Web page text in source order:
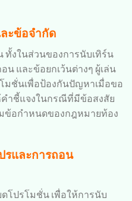
ะข้อจำกัด
ทั้งในส่วนของการนับเทิร์น
น และข้อยกเว้นต่างๆ ผู้เล่น
มชั่นเพื่อป้องกันปัญหาเมื่อขอ
คำชี้แจงในกรณีที่มีข้อสงสัย
ข้อกำหนดของกฎหมายท้อง
รและการถอน
โปรโมชั่น เพื่อให้การนับ